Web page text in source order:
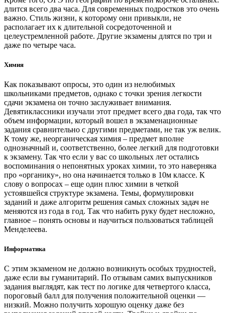
длится всего два часа. Для современных подростков это очень
важно. Стиль жизни, к которому они привыкли, не
располагает их к длительной сосредоточенной и
целеустремленной работе. Другие экзамены длятся по три и
даже по четыре часа.
Химия
Как показывают опросы, это один из нелюбимых
школьниками предметов, однако с точки зрения легкости
сдачи экзамена он точно заслуживает внимания.
Девятиклассники изучали этот предмет всего два года, так что
объем информации, который вошел в экзаменационные
задания сравнительно с другими предметами, не так уж велик.
К тому же, неорганическая химия – предмет вполне
однозначный и, соответственно, более легкий для подготовки
к экзамену. Так что если у вас со школьных лет остались
воспоминания о непонятных уроках химии, то это наверняка
про «органику», но она начинается только в 10м классе. К
слову о вопросах – еще один плюс химии в четкой
устоявшейся структуре экзамена. Темы, формулировки
заданий и даже алгоритм решения самых сложных задач не
меняются из года в год. Так что набить руку будет несложно,
главное – понять основы и научиться пользоваться таблицей
Менделеева.
Информатика
С этим экзаменом не должно возникнуть особых трудностей,
даже если вы гуманитарий. По отзывам самих выпускников
задания выглядят, как тест по логике для четвертого класса,
пороговый балл для получения положительной оценки —
низкий. Можно получить хорошую оценку даже без